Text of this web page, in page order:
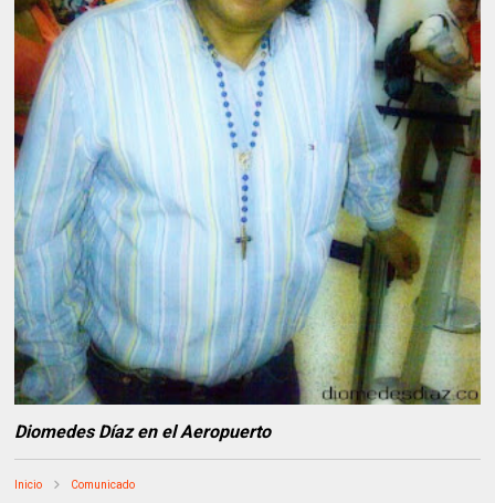
Diomedes Díaz en el Aeropuerto
Inicio Comunicado